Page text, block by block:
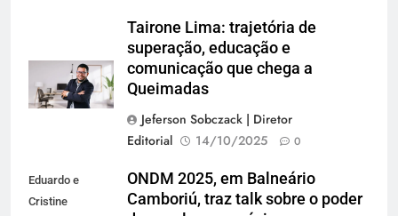
Tairone Lima: trajetória de
superação, educação e
comunicação que chega a
Queimadas
Jeferson Sobczack | Diretor
Editorial
14/10/2025 0
Eduardo e
Cristine
ONDM 2025, em Balneário
Camboriú, traz talk sobre o poder